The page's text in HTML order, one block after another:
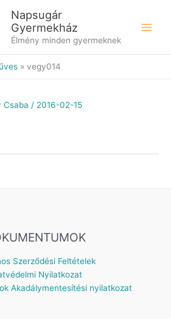
Napsugár
Gyermekház
Élmény minden gyermeknek
vegy014
Csaba / 2016-02-15
Szerződési Feltételek
Nyilatkozat
Akadálymentesítési nyilatkozat